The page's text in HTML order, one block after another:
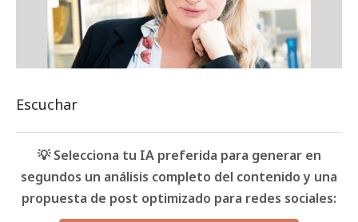
Escuchar
💡 Selecciona tu IA preferida para generar en
segundos un análisis completo del contenido y una
propuesta de post optimizado para redes sociales: